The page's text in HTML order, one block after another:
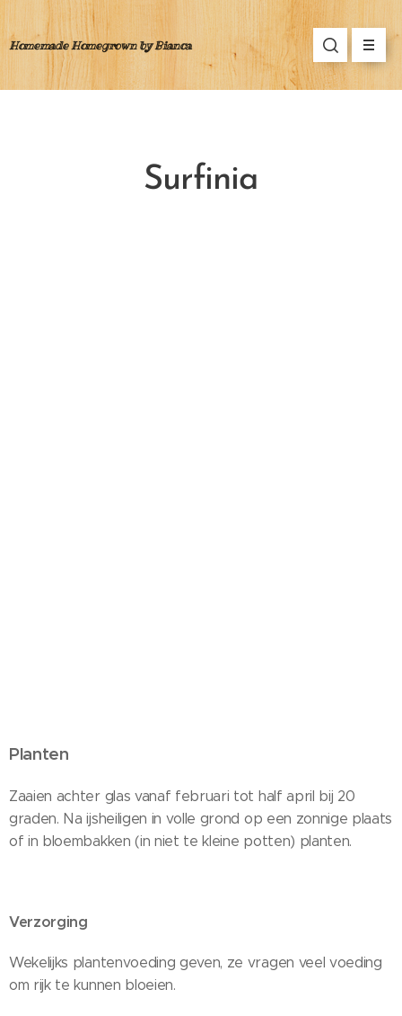
Homemade Homegrown by Bianca
Surfinia
Planten
Zaaien achter glas vanaf februari tot half april bij 20
graden. Na ijsheiligen in volle grond op een zonnige plaats
of in bloembakken (in niet te kleine potten) planten.
Verzorging
Wekelijks plantenvoeding geven, ze vragen veel voeding
om rijk te kunnen bloeien.